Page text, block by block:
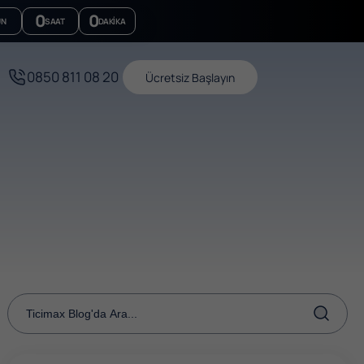
0SAAT 0DAKIKA
0850 811 08 20 Ücretsiz Başlayın